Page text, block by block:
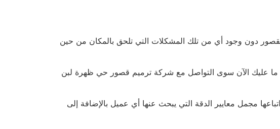
دون وجود أي من تلك المشكلات التي تلحق بالمكان من حين
ما عليك الآن سوى التواصل مع شركة ترميم قصور حي ظهرة لبن
مجمل معايير الدقة التي يبحث عنها أي عميل بالإضافة إلى